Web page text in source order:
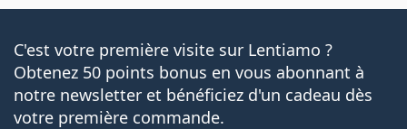
C'est votre première visite sur Lentiamo ?
Obtenez 50 points bonus en vous abonnant à
notre newsletter et bénéficiez d'un cadeau dès
votre première commande.